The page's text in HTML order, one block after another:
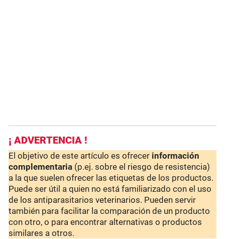
¡ ADVERTENCIA !
El objetivo de este artículo es ofrecer información
complementaria (p.ej. sobre el riesgo de resistencia)
a la que suelen ofrecer las etiquetas de los productos.
Puede ser útil a quien no está familiarizado con el uso
de los antiparasitarios veterinarios. Pueden servir
también para facilitar la comparación de un producto
con otro, o para encontrar alternativas o productos
similares a otros.